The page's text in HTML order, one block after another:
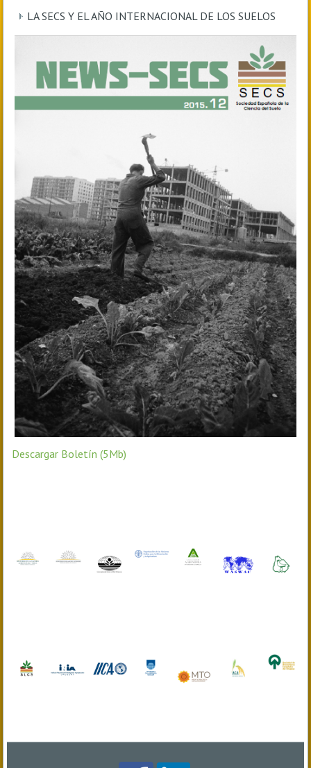
LA SECS Y EL AÑO INTERNACIONAL DE LOS SUELOS
Descargar Boletín (5Mb)